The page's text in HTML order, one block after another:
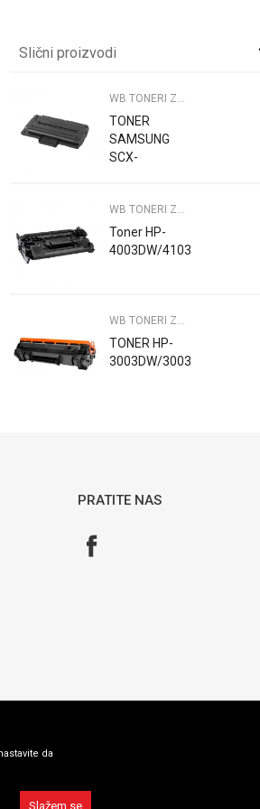
Slični proizvodi
WB TONERI ZA PRINTERE
TONER
SAMSUNG
SCX-
WB TONERI ZA PRINTERE
Toner HP-
4003DW/4103DW/WB
WB TONERI ZA PRINTERE
TONER HP-
3003DW/3003DN/3103/WB
PRATITE NAS
da
Slažem se